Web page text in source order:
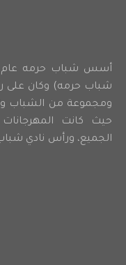
شباب حرمه) وكان على
ومجموعة من الشباب
حيث كانت المهرجانات
الجميع، ورأس نادي